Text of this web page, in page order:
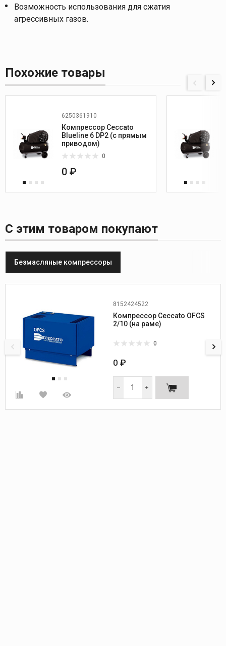
Возможность использования для сжатия
агрессивных газов.
Похожие товары
6250361910
Компрессор Ceccato
Blueline 6 DP2 (с прямым
приводом)
0
0 ₽
С этим товаром покупают
Безмасляные компрессоры
8152424522
Производитель: Ceccato
Мощность, кВт: 1,5
Производительность, л/мин.:
Фаза:
Габариты (ДхШхВ), мм.:
800х600х540
Вес, кг:
105
Компрессор Ceccato OFCS
2/10 (на раме)
0
0 ₽